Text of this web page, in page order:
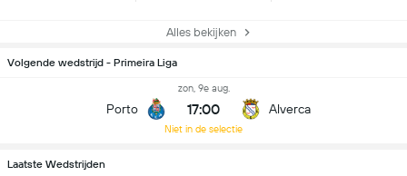
Alles bekijken
Volgende wedstrijd - Primeira Liga
Porto
zon, 9e aug.
17:00
Niet in de selectie
Alverca
Laatste Wedstrijden